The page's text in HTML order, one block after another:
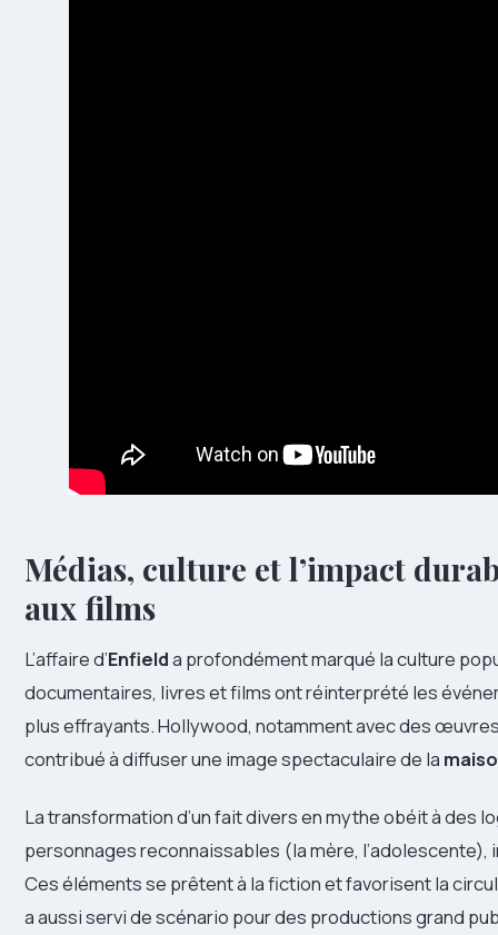
Médias, culture et l’impact
aux films
L’affaire d’Enfielda profondément marqué la culture
documentaires, livres et films ont réinterprété les
plus effrayants. Hollywood, notamment avec des
contribué à diffuser une image spectaculaire de la
La transformation d’un fait divers en mythe obéit à des
personnages reconnaissables (la mère,
Ces éléments se prêtent à la fiction et favorisent la
a aussi servi de scénario pour des productions grand